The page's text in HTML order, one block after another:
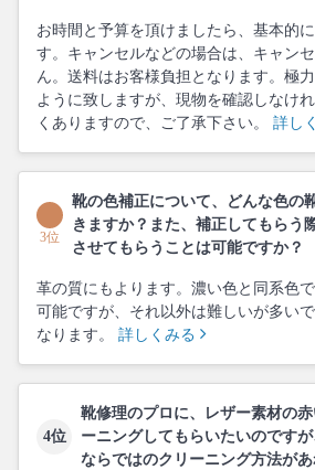
お時間と予算を頂けましたら、基本的
す。キャンセルなどの場合は、キャン
ん。送料はお客様負担となります。極
ように致しますが、現物を確認しなけ
くありますので、ご了承下さい。 詳し
3位
靴の色補正について、どんな色の
きますか？また、補正してもらう
させてもらうことは可能ですか？
革の質にもよります。濃い色と同系色
可能ですが、それ以外は難しいが多い
なります。 詳しくみる
4位
靴修理のプロに、レザー素材の
ーニングしてもらいたいのです
ならではのクリーニング方法があ